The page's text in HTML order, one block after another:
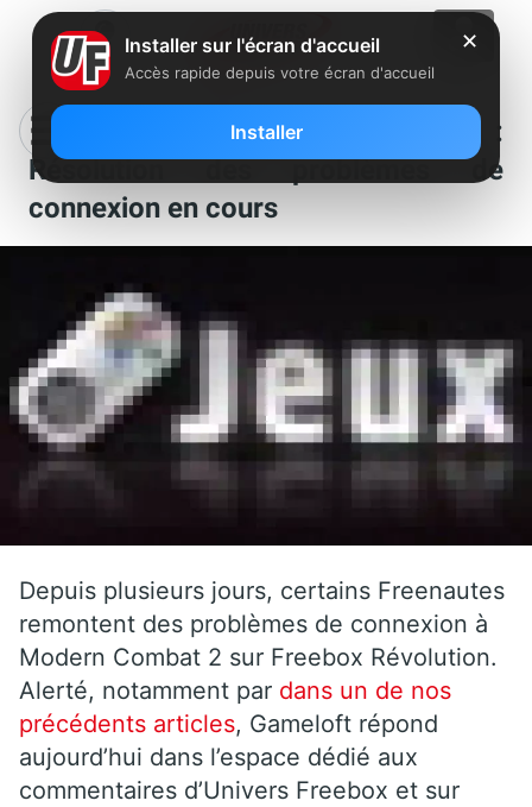
Modern Combat 2 sur Freebox :
Résolution des problèmes de
connexion en cours
Depuis plusieurs jours, certains Freenautes
remontent des problèmes de connexion à
Modern Combat 2 sur Freebox Révolution.
Alerté, notamment par dans un de nos
précédents articles, Gameloft répond
aujourd’hui dans l’espace dédié aux
commentaires d’Univers Freebox et sur
✕
Installer sur l'écran d'accueil
Accès rapide depuis votre écran d'accueil
Installer